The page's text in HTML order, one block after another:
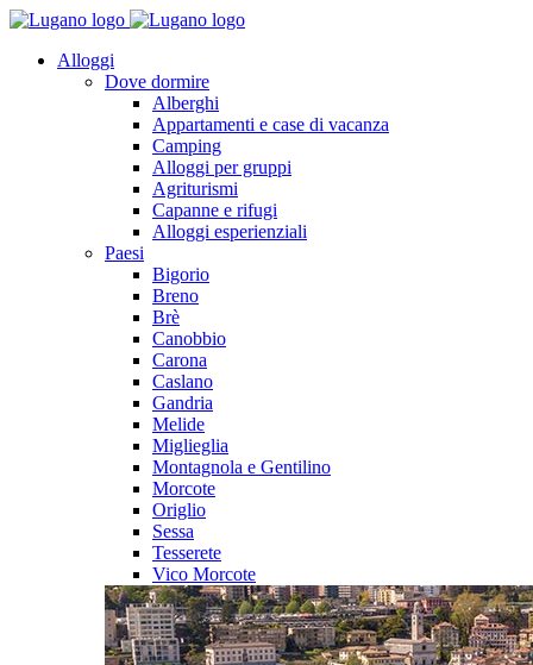
Alloggi
Dove dormire
Alberghi
Appartamenti e case di vacanza
Camping
Alloggi per gruppi
Agriturismi
Capanne e rifugi
Alloggi esperienziali
Paesi
Bigorio
Breno
Brè
Canobbio
Carona
Caslano
Gandria
Melide
Miglieglia
Montagnola e Gentilino
Morcote
Origlio
Sessa
Tesserete
Vico Morcote